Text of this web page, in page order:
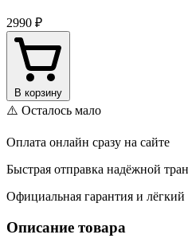
2990 ₽
В корзину
⚠️ Осталось мало
Оплата онлайн сразу на сайте
Быстрая отправка надёжной
Официальная гарантия и лёгкий
Описание товара